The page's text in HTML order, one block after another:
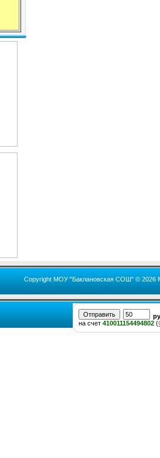
Copyright МОУ "Баклановская СОШ" © 2026
на счет 410011154494802 (